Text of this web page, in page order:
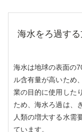
海水をろ過す
海水は地球の表面の
ル含有量が高いため
業の目的に使用した
ため、海水ろ過は、
人類の増大する水需
ています。